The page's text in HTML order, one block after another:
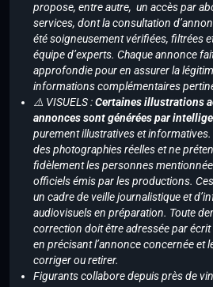
propose, entre autre, un accès par
services, dont la consultation
été soigneusement vérifiées, filtrées
équipe d’experts. Chaque annonce
approfondie pour en assurer la
informations complémentaires
⚠️ VISUELS :Certaines illustrations
annonces sont générées par
purement illustratives et
des photographies réelles et ne
fidèlement les personnes
officiels émis par les productions.
un cadre de veille journalistique et
audiovisuels en préparation. Toute
correction doit être adressée par écrit
en précisant l’annonce concernée et
corriger ou retirer.
Figurants collabore depuis près de